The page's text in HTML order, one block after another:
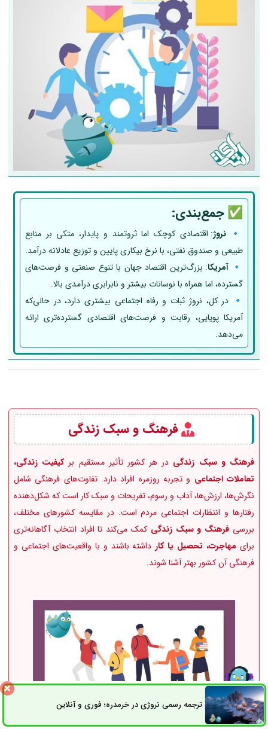
✅جمع‌بندی:
🔹نروژ: اقتصادی کوچک اما ثروتمند و پایدار، متکی بر منابع
طبیعی و صندوق نفتی، با نرخ بیکاری پایین و توزیع عادلانه درآمد.
🔹آمریکا: بزرگ‌ترین اقتصاد جهان با تنوع صنعتی و فرصت‌های
گسترده، اما همراه با نوسانات بیشتر و نابرابری درآمدی بالا.
🔹 در کل، نروژ ثبات و رفاه اجتماعی بیشتری دارد، در حالی‌که
آمریکا پویایی، رقابت و فرصت‌های اقتصادی گسترده‌تری ارائه
می‌دهد.
فرهنگ و سبک زندگی
فرهنگ و سبک زندگی در هر کشور تأثیر مستقیم بر کیفیت زندگی،
تعاملات اجتماعی و تجربه روزمره افراد دارد. تفاوت‌های فرهنگی شامل
نگرش‌ها، ارزش‌ها، آداب و رسوم، تفریحات و سبک کار است که شکل‌دهنده
رفتارها و انتظارات اجتماعی مردم است. در مقایسه کشورهای مختلف،
بررسی فرهنگ و سبک زندگی کمک می‌کند تا افراد انتخاب آگاهانه‌تری
برای مهاجرت، تحصیل یا کار داشته باشند و با واقعیت‌های اجتماعی و
فرهنگی آن کشور بهتر آشنا شوند.
ترجمه رسمی نروژی در خرمدره؛ فوری و آنلاینثبت سفارش راه های ارتباطی